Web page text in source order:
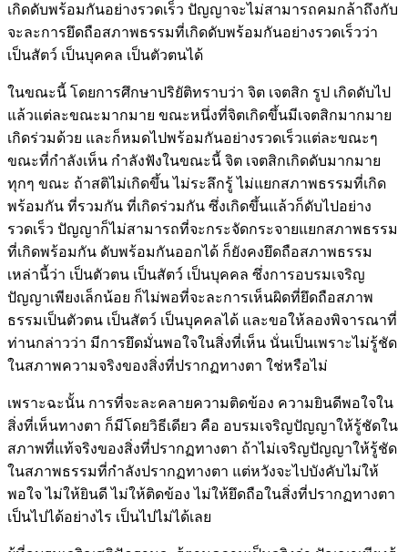
เกิดดับพร้อมกันอย่างรวดเร็ว ปัญญาจะไม่สามารถคมกล้าถึงกับ
จะละการยึดถือสภาพธรรมที่เกิดดับพร้อมกันอย่างรวดเร็วว่า
เป็นสัตว์ เป็นบุคคล เป็นตัวตนได้
ในขณะนี้ โดยการศึกษาปริยัติทราบว่า จิต เจตสิก รูป เกิดดับไป
แล้วแต่ละขณะมากมาย ขณะหนึ่งที่จิตเกิดขึ้นมีเจตสิกมากมาย
เกิดร่วมด้วย และก็หมดไปพร้อมกันอย่างรวดเร็วแต่ละขณะๆ
ขณะที่กำลังเห็น กำลังฟังในขณะนี้ จิต เจตสิกเกิดดับมากมาย
ทุกๆ ขณะ ถ้าสติไม่เกิดขึ้น ไม่ระลึกรู้ ไม่แยกสภาพธรรมที่เกิด
พร้อมกัน ที่รวมกัน ที่เกิดร่วมกัน ซึ่งเกิดขึ้นแล้วก็ดับไปอย่าง
รวดเร็ว ปัญญาก็ไม่สามารถที่จะกระจัดกระจายแยกสภาพธรรม
ที่เกิดพร้อมกัน ดับพร้อมกันออกได้ ก็ยังคงยึดถือสภาพธรรม
เหล่านี้ว่า เป็นตัวตน เป็นสัตว์ เป็นบุคคล ซึ่งการอบรมเจริญ
ปัญญาเพียงเล็กน้อย ก็ไม่พอที่จะละการเห็นผิดที่ยึดถือสภาพ
ธรรมเป็นตัวตน เป็นสัตว์ เป็นบุคคลได้ และขอให้ลองพิจารณาที่
ท่านกล่าวว่า มีการยึดมั่นพอใจในสิ่งที่เห็น นั่นเป็นเพราะไม่รู้ชัด
ในสภาพความจริงของสิ่งที่ปรากฏทางตา ใช่หรือไม่
เพราะฉะนั้น การที่จะละคลายความติดข้อง ความยินดีพอใจใน
สิ่งที่เห็นทางตา ก็มีโดยวิธีเดียว คือ อบรมเจริญปัญญาให้รู้ชัดใน
สภาพที่แท้จริงของสิ่งที่ปรากฏทางตา ถ้าไม่เจริญปัญญาให้รู้ชัด
ในสภาพธรรมที่กำลังปรากฏทางตา แต่หวังจะไปบังคับไม่ให้
พอใจ ไม่ให้ยินดี ไม่ให้ติดข้อง ไม่ให้ยึดถือในสิ่งที่ปรากฏทางตา
เป็นไปได้อย่างไร เป็นไปไม่ได้เลย